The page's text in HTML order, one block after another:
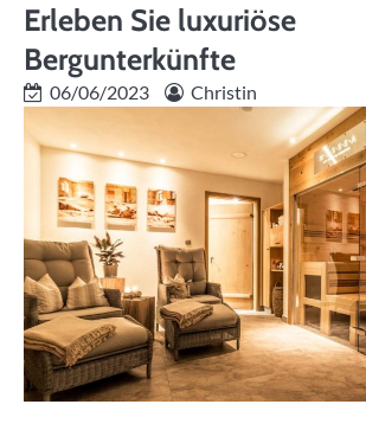
Erleben Sie luxuriöse
Bergunterkünfte
06/06/2023 Christin